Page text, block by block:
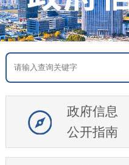
政府信息
公开指南